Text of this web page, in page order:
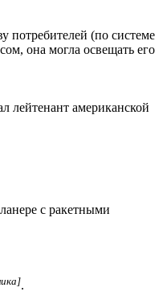
потребителей (по системе
она могла освещать его
лейтенант американской
с ракетными
.